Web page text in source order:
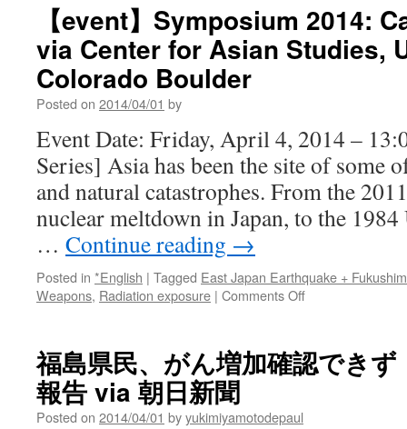
【event】Symposium 2014:
via Center for Asian Studies,
Colorado Boulder
Posted on 2014/04/01 by
Event Date: Friday, April 4, 2014 –
Series] Asia has been the site of some
and natural catastrophes. From the
nuclear meltdown in Japan, to the
… Continue reading →
Posted in *English | Tagged East Japan Earthquake +
Weapons, Radiation exposure | Comments Offon
2014:
Catastrophic
福島県民、がん増加確認でき
報告 via 朝日新聞
Posted on 2014/04/01 byyukimiyamotodepaul